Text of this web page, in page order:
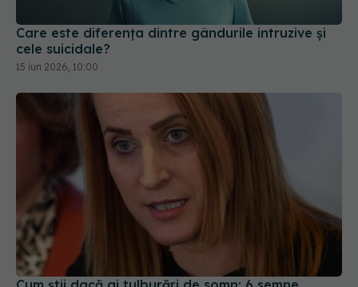
Care este diferența dintre gândurile intruzive și
cele suicidale?
15 iun 2026, 10:00